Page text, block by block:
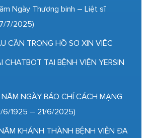
Ngày Thương binh – Liệt sĩ
7/2025)
CẦN TRONG HỒ SƠ XIN VIỆC
CHATBOT TẠI BỆNH VIỆN YERSIN
NGÀY BÁO CHÍ CÁCH MẠNG
6/1925 – 21/6/2025)
KHÁNH THÀNH BỆNH VIỆN ĐA